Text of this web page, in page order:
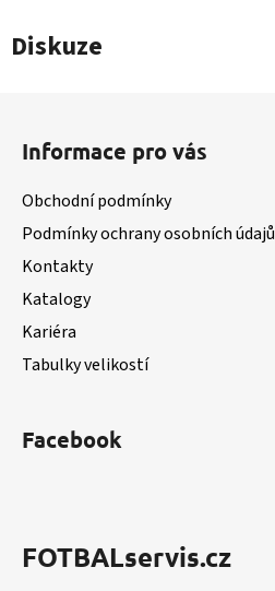
Diskuze
Informace pro vás
Obchodní podmínky
Podmínky ochrany osobních údajů
Kontakty
Katalogy
Kariéra
Tabulky velikostí
Facebook
FOTBALservis.cz